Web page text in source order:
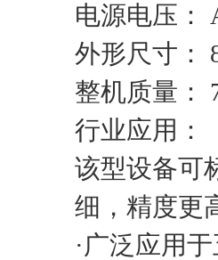
电源电压：
外形尺寸：
整机质量：
行业应用：
该型设备可
细，精度更
·广泛应用